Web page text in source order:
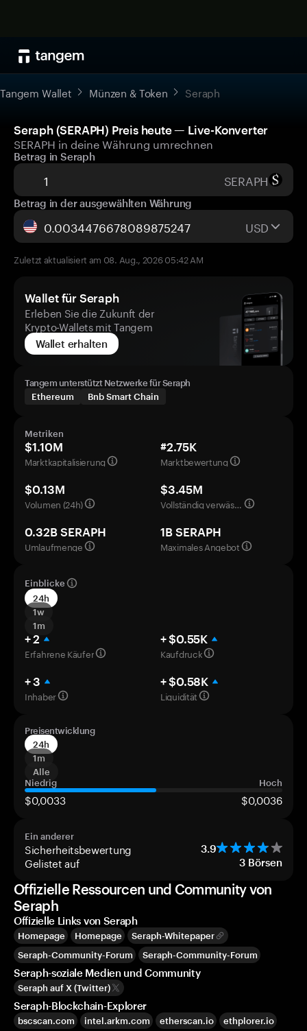
Tangem Wallet Münzen & Token Seraph
Seraph (SERAPH) Preis heute — Live-Konverter
SERAPH in deine Währung umrechnen
Betrag in Seraph
SERAPH
Betrag in der ausgewählten Währung
USD
Zuletzt aktualisiert am 08. Aug., 2026 05:42 AM
Wallet für Seraph
Erleben Sie die Zukunft der
Krypto-Wallets mit Tangem
Wallet erhalten
Tangem unterstützt Netzwerke für Seraph
Ethereum
Bnb Smart Chain
Metriken
$1.10M
Marktkapitalisierung
#2.75K
Marktbewertung
$0.13M
Volumen (24h)
$3.45M
Vollständig verwässerte Bewertung
0.32B SERAPH
Umlaufmenge
1B SERAPH
Maximales Angebot
Einblicke
24h
1w
1m
+ 2
Erfahrene Käufer
+ $0.55K
Kaufdruck
+ 3
Inhaber
+ $0.58K
Liquidität
Preisentwicklung
24h
1m
Alle
Niedrig
Hoch
$0,0033 $0,0036
Ein anderer
Sicherheitsbewertung 3.9
Gelistet auf 3 Börsen
Offizielle Ressourcen und Community von
Seraph
Offizielle Links von Seraph
Homepage Homepage
Seraph-Whitepaper
Seraph-Community-Forum
Seraph-Community-Forum
Seraph-soziale Medien und Community
Seraph auf X (Twitter)
Seraph-Blockchain-Explorer
bscscan.com intel.arkm.com etherscan.io ethplorer.io